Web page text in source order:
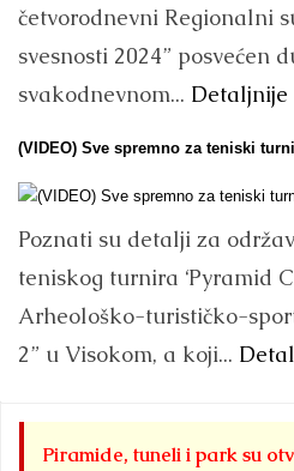
četvorodnevni Regionalni
svesnosti 2024” posvećen
svakodnevnom... Detaljnije
(VIDEO) Sve spremno za teniski
Poznati su detalji za
teniskog turnira ‘Pyramid
Arheološko-turističko-
2” u Visokom, a koji...
Piramide, tuneli i park su